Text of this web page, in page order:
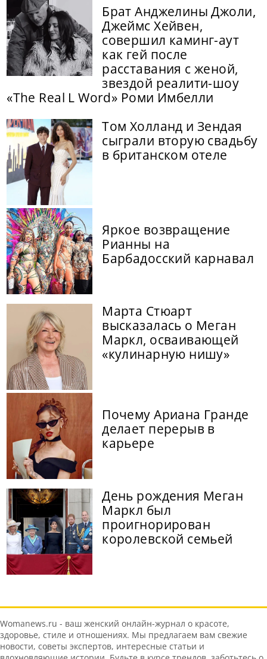
Брат Анджелины Джоли,
Джеймс Хейвен,
совершил каминг-аут
как гей после
расставания с женой,
звездой реалити-шоу
«The Real L Word» Роми Имбелли
Том Холланд и Зендая
сыграли вторую свадьбу
в британском отеле
Яркое возвращение
Рианны на
Барбадосский карнавал
Марта Стюарт
высказалась о Меган
Маркл, осваивающей
«кулинарную нишу»
Почему Ариана Гранде
делает перерыв в
карьере
День рождения Меган
Маркл был
проигнорирован
королевской семьей
Womanews.ru - ваш женский онлайн-журнал о красоте,
здоровье, стиле и отношениях. Мы предлагаем вам свежие
новости, советы экспертов, интересные статьи и